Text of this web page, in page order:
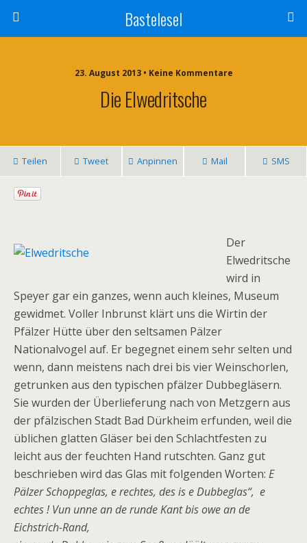
Bastelesel
23. August 2013 • Keine Kommentare
Die Elwedritsche
Teilen Tweet Anpinnen Mail SMS
Der
Elwedritsche
wird in
Speyer gar ein ganzes, wenn auch kleines, Museum
gewidmet. Voller Inbrunst klärt uns die Wirtin der
Pfälzer Hütte über den seltsamen Pälzer
Nationalvogel auf. Er begegnet einem sehr selten und
wenn, dann meistens nach drei bis vier Weinschorlen,
getrunken aus den typischen pfälzer Dubbegläsern.
Sie wurden der Überlieferung nach von Metzgern aus
der pfälzischen Stadt Bad Dürkheim erfunden, weil die
üblichen glatten Gläser bei den Schlachtfesten zu
leicht aus der feuchten Hand rutschten. Ganz gut
beschrieben wird das Glas mit folgenden Worten: E
Pälzer Schoppeglas, e rechtes, des is e Dubbeglas“, e
echtes ! Vun unne an de runde Kant bis owe an de
Eichstrich-Rand,